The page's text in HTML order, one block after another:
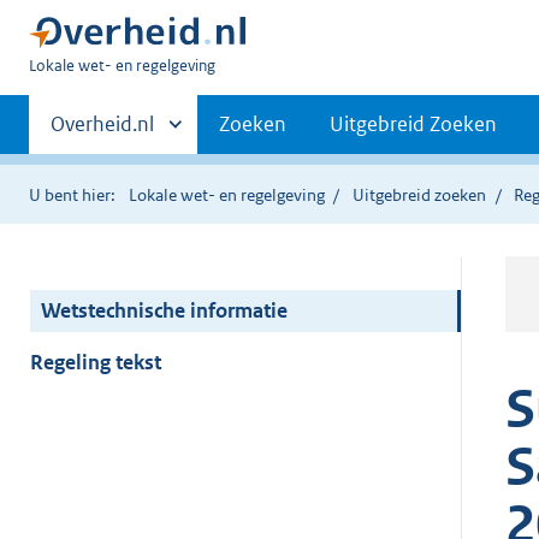
U
hier:
Lokale wet- en regelgeving
Primaire
navigatie
Andere
sites
binnen
Overheid.nl Zoeken Uitgebreid Zoeken
U bent hier: Lokale wet- en regelgeving Uitgebreid zoeken
Wetstechnische informatie
Regeling tekst